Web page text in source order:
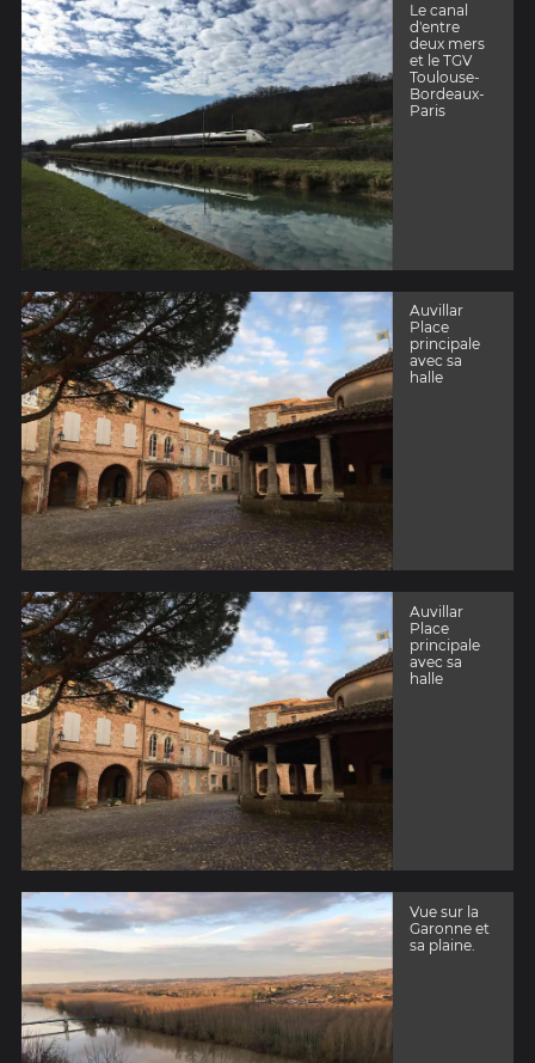
Le canal
d'entre
deux mers
et le TGV
Toulouse-
Bordeaux-
Paris
Auvillar
Place
principale
avec sa
halle
Auvillar
Place
principale
avec sa
halle
Vue sur la
Garonne et
sa plaine.